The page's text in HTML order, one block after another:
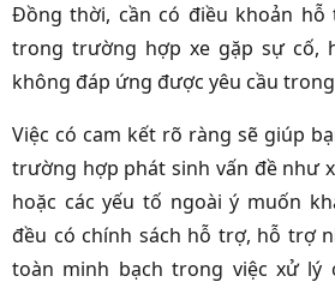
Đồng thời, cần có điều khoản hỗ
trong trường hợp xe gặp sự cố,
không đáp ứng được yêu cầu
Việc có cam kết rõ ràng sẽ giúp
trường hợp phát sinh vấn đề như
hoặc các yếu tố ngoài ý muốn
đều có chính sách hỗ trợ, hỗ trợ
toàn minh bạch trong việc xử lý